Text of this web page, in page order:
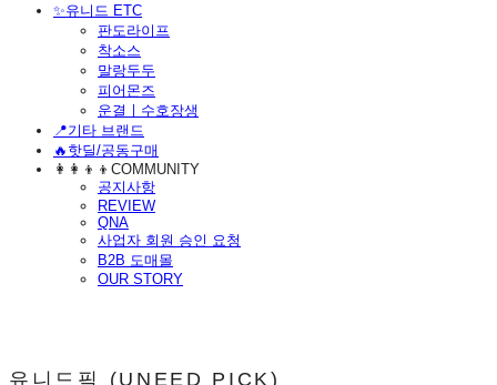
​✨유니드 ETC
판도라이프
착소스
말랑두두
피어몬즈
운결ㅣ수호장생
📍기타 브랜드
🔥핫딜/공동구매
👩‍👩‍👦‍👦COMMUNITY
공지사항
REVIEW
QNA
사업자 회원 승인 요청
B2B 도매몰
OUR STORY
유니드픽 (UNEED PICK)